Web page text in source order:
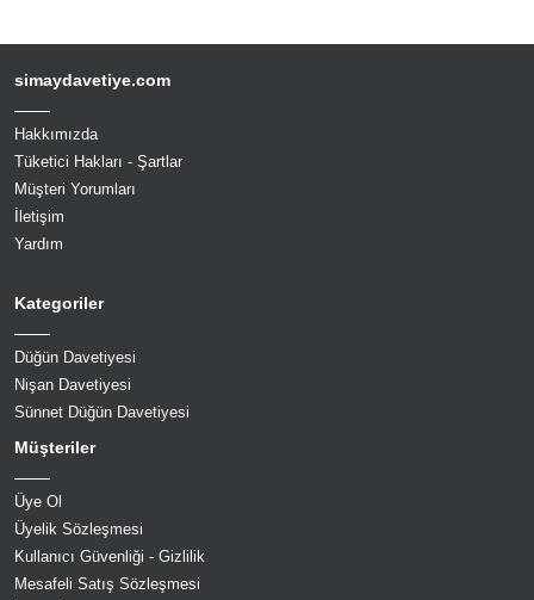
simaydavetiye.com
Hakkımızda
Tüketici Hakları - Şartlar
Müşteri Yorumları
İletişim
Yardım
Kategoriler
Düğün Davetiyesi
Nişan Davetiyesi
Sünnet Düğün Davetiyesi
Müşteriler
Üye Ol
Üyelik Sözleşmesi
Kullanıcı Güvenliği - Gizlilik
Mesafeli Satış Sözleşmesi